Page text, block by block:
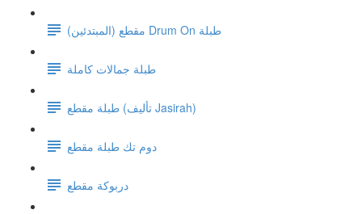
مقطع (المبتدئين) Drum On طبلة
طبلة جمالات كاملة
طبلة مقطع (تأليف Jasirah)
دوم تك طبلة مقطع
دربوكة مقطع